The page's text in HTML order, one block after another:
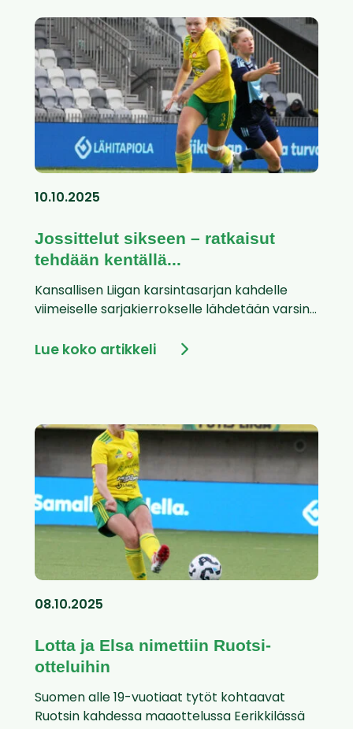
10.10.2025
Jossittelut sikseen – ratkaisut
tehdään kentällä...
Kansallisen Liigan karsintasarjan kahdelle
viimeiselle sarjakierrokselle lähdetään varsin...
Lue koko artikkeli
08.10.2025
Lotta ja Elsa nimettiin Ruotsi-
otteluihin
Suomen alle 19-vuotiaat tytöt kohtaavat
Ruotsin kahdessa maaottelussa Eerikkilässä